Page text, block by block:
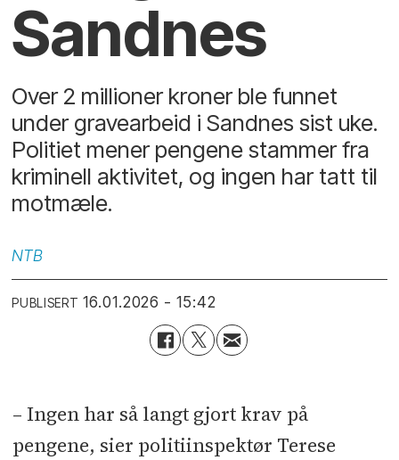
Sandnes
Over 2 millioner kroner ble funnet
under gravearbeid i Sandnes sist uke.
Politiet mener pengene stammer fra
kriminell aktivitet, og ingen har tatt til
motmæle.
NTB
PUBLISERT 16.01.2026 - 15:42
– Ingen har så langt gjort krav på
pengene, sier politiinspektør Terese